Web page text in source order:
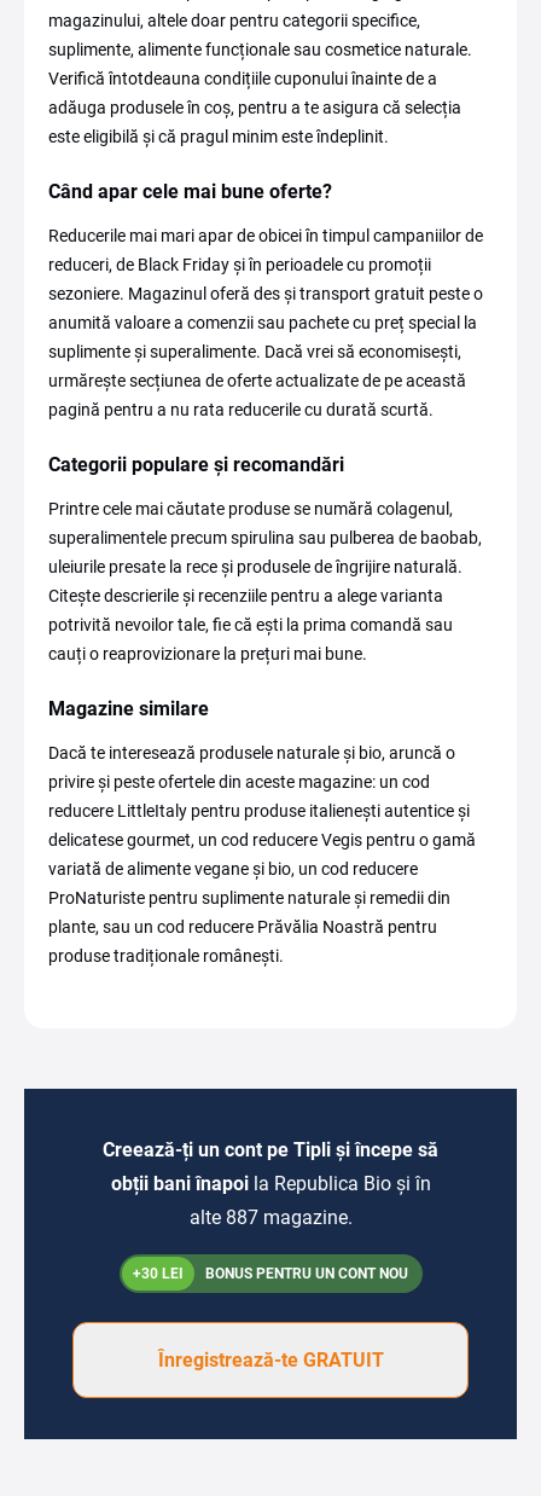
magazinului, altele doar pentru categorii specifice,
suplimente, alimente funcționale sau cosmetice naturale.
Verifică întotdeauna condițiile cuponului înainte de a
adăuga produsele în coș, pentru a te asigura că selecția
este eligibilă și că pragul minim este îndeplinit.
Când apar cele mai bune oferte?
Reducerile mai mari apar de obicei în timpul campaniilor de
reduceri, de Black Friday și în perioadele cu promoții
sezoniere. Magazinul oferă des și transport gratuit peste o
anumită valoare a comenzii sau pachete cu preț special la
suplimente și superalimente. Dacă vrei să economisești,
urmărește secțiunea de oferte actualizate de pe această
pagină pentru a nu rata reducerile cu durată scurtă.
Categorii populare și recomandări
Printre cele mai căutate produse se numără colagenul,
superalimentele precum spirulina sau pulberea de baobab,
uleiurile presate la rece și produsele de îngrijire naturală.
Citește descrierile și recenziile pentru a alege varianta
potrivită nevoilor tale, fie că ești la prima comandă sau
cauți o reaprovizionare la prețuri mai bune.
Magazine similare
Dacă te interesează produsele naturale și bio, aruncă o
privire și peste ofertele din aceste magazine: un cod
reducere LittleItaly pentru produse italienești autentice și
delicatese gourmet, un cod reducere Vegis pentru o gamă
variată de alimente vegane și bio, un cod reducere
ProNaturiste pentru suplimente naturale și remedii din
plante, sau un cod reducere Prăvălia Noastră pentru
produse tradiționale românești.
Creează-ți un cont pe Tipli și începe să
obții bani înapoi la Republica Bio și în
alte 887 magazine.
+30 LEI BONUS PENTRU UN CONT NOU
Înregistrează-te GRATUIT